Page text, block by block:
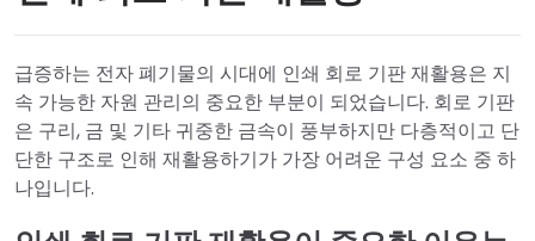
급증하는 전자 폐기물의 시대에 인쇄 회로 기판 재활용은 지
속 가능한 자원 관리의 중요한 부분이 되었습니다. 회로 기판
은 구리, 금 및 기타 귀중한 금속이 풍부하지만 다층적이고 단
단한 구조로 인해 재활용하기가 가장 어려운 구성 요소 중 하
나입니다.